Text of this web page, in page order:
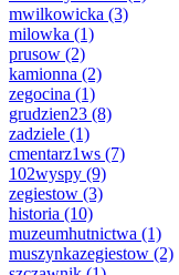
mwilkowicka (3)
milowka (1)
prusow (2)
kamionna (2)
zegocina (1)
grudzien23 (8)
zadziele (1)
cmentarz1ws (7)
102wyspy (9)
zegiestow (3)
historia (10)
muzeumhutnictwa (1)
muszynkazegiestow (2)